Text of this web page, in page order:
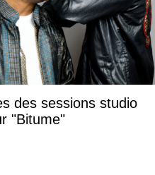
des sessions studio
"Bitume"